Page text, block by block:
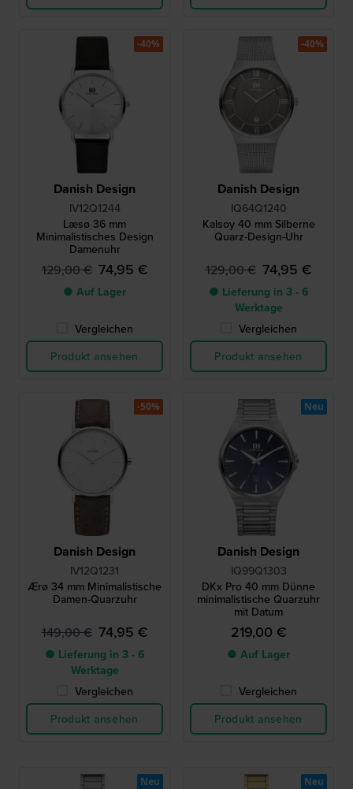
Danish Design
IV12Q1244
Læsø 36 mm
Minimalistisches Design
Damenuhr
129,00 € 74,95 €
● Auf Lager
Vergleichen
Produkt ansehen
-40%
Danish Design
IQ64Q1240
Kalsoy 40 mm Silberne
Quarz-Design-Uhr
129,00 € 74,95 €
● Lieferung in 3 - 6
Werktage
Vergleichen
Produkt ansehen
-40%
Danish Design
IV12Q1231
Ærø 34 mm Minimalistische
Damen-Quarzuhr
149,00 € 74,95 €
● Lieferung in 3 - 6
Werktage
Vergleichen
Produkt ansehen
-50%
Danish Design
IQ99Q1303
DKx Pro 40 mm Dünne
minimalistische Quarzuhr
mit Datum
219,00 €
● Auf Lager
Vergleichen
Produkt ansehen
Neu
Neu Neu